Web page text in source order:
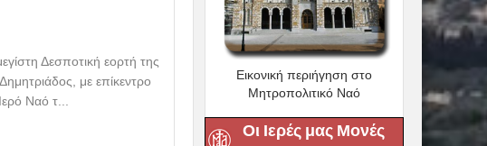
Δεσποτική εορτή της
με επίκεντρο
Ναό τ...
Εικονική περιήγηση στο
Μητροπολιτικό Ναό
Οι Ιερές μας Μονές